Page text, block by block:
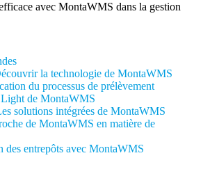
avec MontaWMS dans la gestion
la technologie de MontaWMS
du processus de prélèvement
de MontaWMS
solutions intégrées de MontaWMS
de MontaWMS en matière de
des entrepôts avec MontaWMS